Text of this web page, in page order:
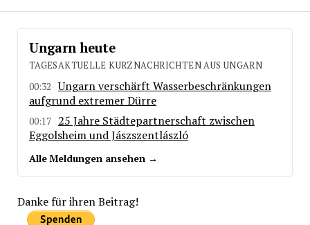
Ungarn heute
TAGESAKTUELLE KURZNACHRICHTEN AUS UNGARN
00:32
Ungarn verschärft Wasserbeschränkungen
aufgrund extremer Dürre
00:17
25 Jahre Städtepartnerschaft zwischen
Eggolsheim und Jászszentlászló
Alle Meldungen ansehen →
Danke für ihren Beitrag!